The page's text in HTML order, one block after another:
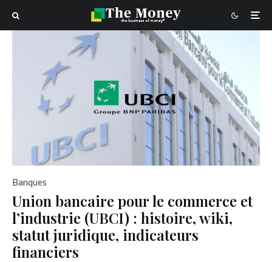
Banques
Union bancaire pour le commerce et
l’industrie (UBCI) : histoire, wiki,
statut juridique, indicateurs
financiers